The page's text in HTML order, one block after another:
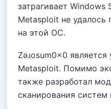
затрагивает
Metasploit не удалось
на этой ОС.
Zǝɹosum0x0
Metasploit. Помимо
также разработал
сканирования